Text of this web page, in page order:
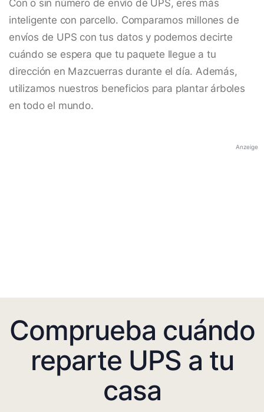
Con o sin número de envío de UPS, eres más
inteligente con parcello. Comparamos millones de
envíos de UPS con tus datos y podemos decirte
cuándo se espera que tu paquete llegue a tu
dirección en Mazcuerras durante el día. Además,
utilizamos nuestros beneficios para plantar árboles
en todo el mundo.
Anzeige
Comprueba cuándo
reparte UPS a tu
casa